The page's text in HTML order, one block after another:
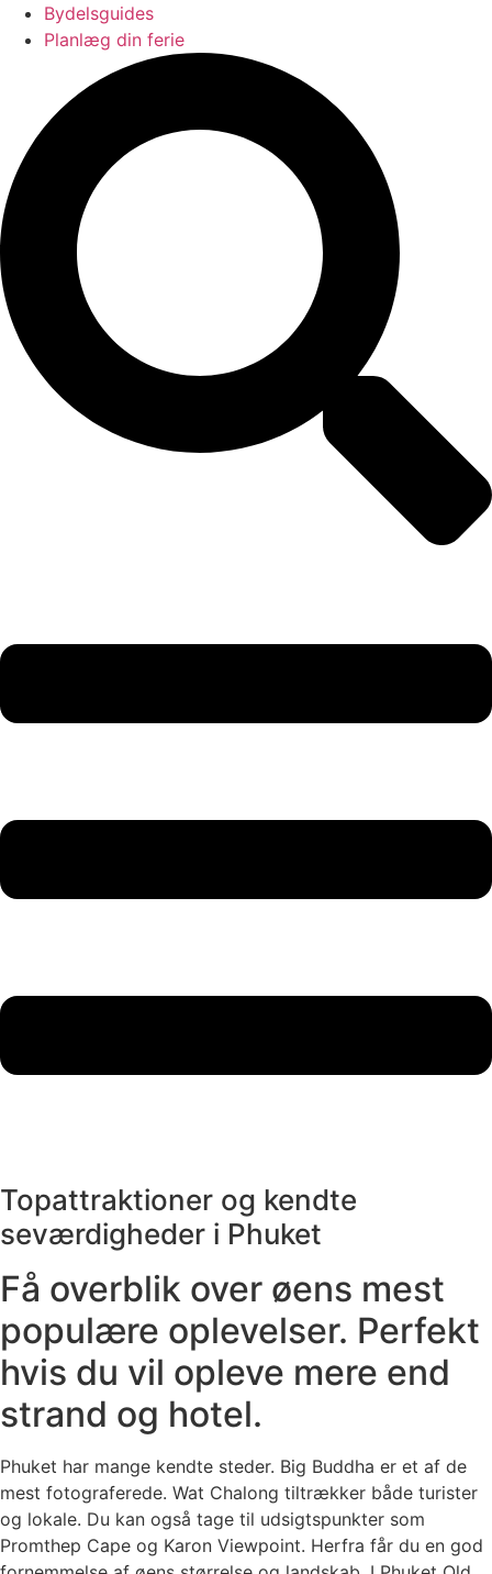
Bydelsguides
Planlæg din ferie
Topattraktioner og kendte
seværdigheder i Phuket
Få overblik over øens mest
populære oplevelser. Perfekt
hvis du vil opleve mere end
strand og hotel.
Phuket har mange kendte steder. Big Buddha er et af de
mest fotograferede. Wat Chalong tiltrækker både turister
og lokale. Du kan også tage til udsigtspunkter som
Promthep Cape og Karon Viewpoint. Herfra får du en god